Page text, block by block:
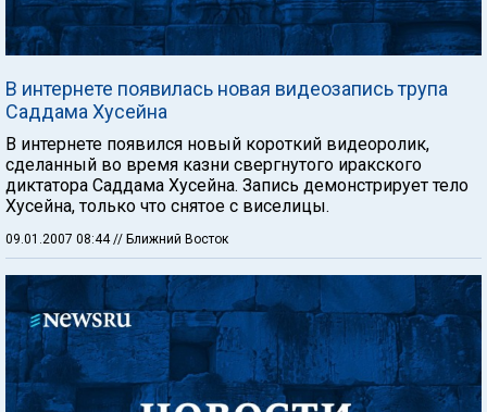
В интернете появилась новая видеозапись трупа
Саддама Хусейна
В интернете появился новый короткий видеоролик,
сделанный во время казни свергнутого иракского
диктатора Саддама Хусейна. Запись демонстрирует тело
Хусейна, только что снятое с виселицы.
09.01.2007 08:44// Ближний Восток